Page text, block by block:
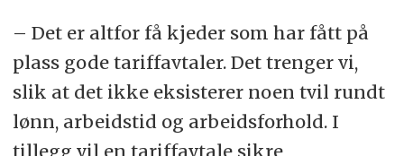
– Det er altfor få kjeder som har fått på
plass gode tariffavtaler. Det trenger vi,
slik at det ikke eksisterer noen tvil rundt
lønn, arbeidstid og arbeidsforhold. I
tillegg vil en tariffavtale sikre